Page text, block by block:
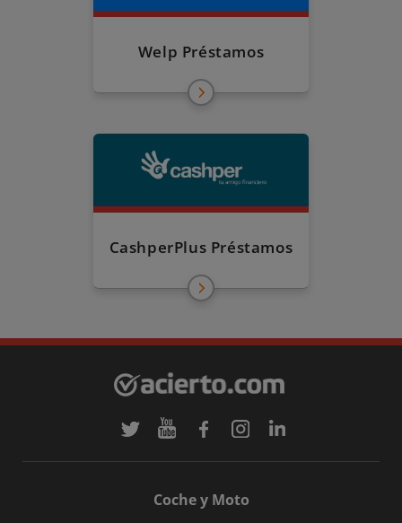
Welp Préstamos
CashperPlus Préstamos
Coche y Moto